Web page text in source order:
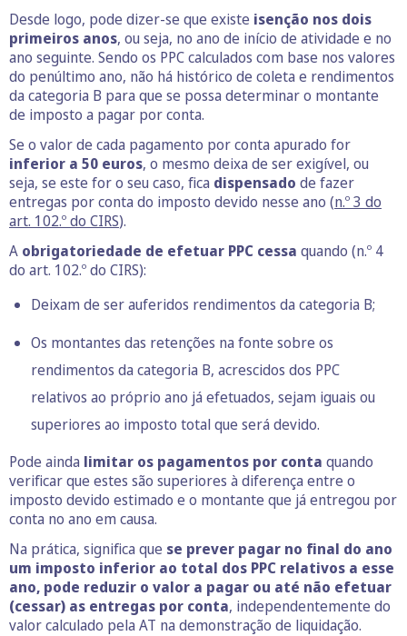
Desde logo, pode dizer-se que existe isenção nos dois
primeiros anos, ou seja, no ano de início de atividade e no
ano seguinte. Sendo os PPC calculados com base nos valores
do penúltimo ano, não há histórico de coleta e rendimentos
da categoria B para que se possa determinar o montante
de imposto a pagar por conta.
Se o valor de cada pagamento por conta apurado for
inferior a 50 euros, o mesmo deixa de ser exigível, ou
seja, se este for o seu caso, fica dispensado de fazer
entregas por conta do imposto devido nesse ano (n.º 3 do
art. 102.º do CIRS).
A obrigatoriedade de efetuar PPC cessa quando (n.º 4
do art. 102.º do CIRS):
Deixam de ser auferidos rendimentos da categoria B;
Os montantes das retenções na fonte sobre os
rendimentos da categoria B, acrescidos dos PPC
relativos ao próprio ano já efetuados, sejam iguais ou
superiores ao imposto total que será devido.
Pode ainda limitar os pagamentos por conta quando
verificar que estes são superiores à diferença entre o
imposto devido estimado e o montante que já entregou por
conta no ano em causa.
Na prática, significa que se prever pagar no final do ano
um imposto inferior ao total dos PPC relativos a esse
ano, pode reduzir o valor a pagar ou até não efetuar
(cessar) as entregas por conta, independentemente do
valor calculado pela AT na demonstração de liquidação.